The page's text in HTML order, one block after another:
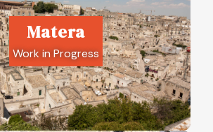
Matera
Work in Progress